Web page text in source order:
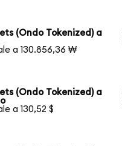
(Ondo Tokenized) a
a 130.856,36 ₩
(Ondo Tokenized) a
a 130,52 $